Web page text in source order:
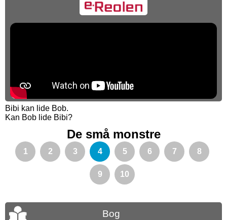
Bibi kan lide Bob.
Kan Bob lide Bibi?
De små monstre
1 2 3 4 5 6 7 8
9 10
Bog